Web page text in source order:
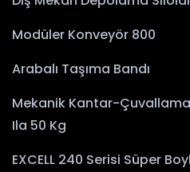
Modüler Konveyör 800
Arabalı Taşıma Bandı
Mekanik Kantar-
Ila 50 Kg
EXCELL 240 Serisi Süper